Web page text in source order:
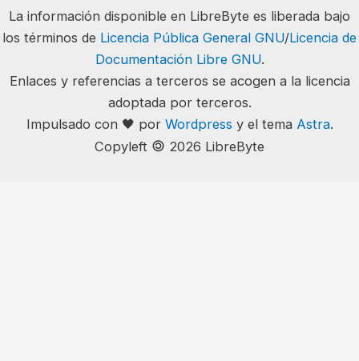
La información disponible en LibreByte es liberada bajo
los términos de Licencia Pública General GNU/Licencia de
Documentación Libre GNU.
Enlaces y referencias a terceros se acogen a la licencia
adoptada por terceros.
Impulsado con 🖤 por Wordpress y el tema Astra.
Copyleft 🄯 2026 LibreByte